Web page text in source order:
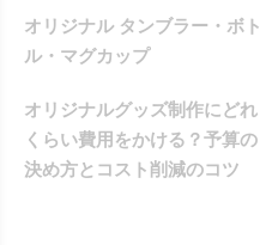
オリジナル タンブラー・ボト
ル・マグカップ
オリジナルグッズ制作にどれ
くらい費用をかける？予算の
決め方とコスト削減のコツ